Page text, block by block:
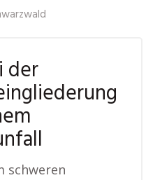
der
schweren